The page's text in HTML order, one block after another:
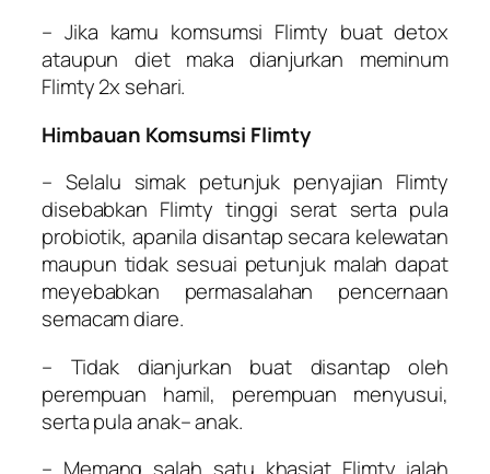
– Jika kamu komsumsi Flimty buat detox
ataupun diet maka dianjurkan meminum
Flimty 2x sehari.
Himbauan Komsumsi Flimty
– Selalu simak petunjuk penyajian Flimty
disebabkan Flimty tinggi serat serta pula
probiotik, apanila disantap secara kelewatan
maupun tidak sesuai petunjuk malah dapat
meyebabkan permasalahan pencernaan
semacam diare.
– Tidak dianjurkan buat disantap oleh
perempuan hamil, perempuan menyusui,
serta pula anak– anak.